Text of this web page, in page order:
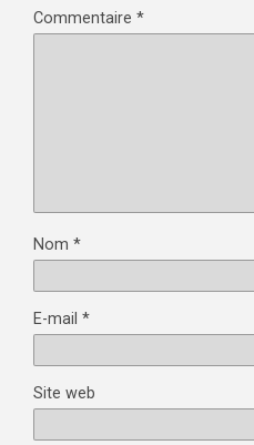
Commentaire *
Nom *
E-mail *
Site web